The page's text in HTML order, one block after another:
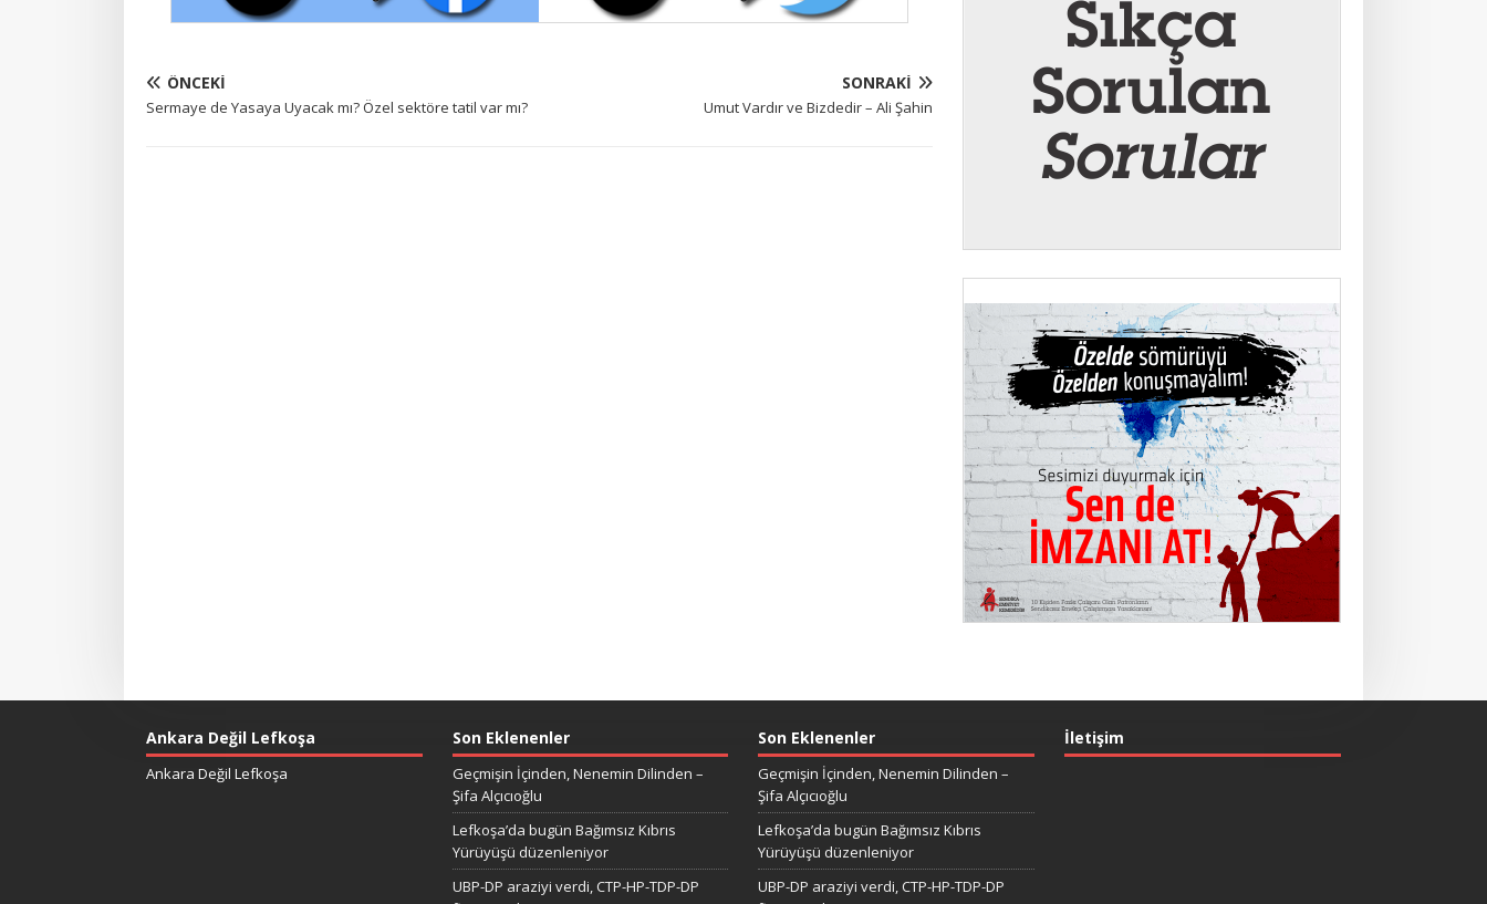
ÖNCEKI
Sermaye de Yasaya Uyacak mı? Özel sektöre tatil var mı?
SONRAKI
Umut Vardır ve Bizdedir – Ali Şahin
Ankara Değil Lefkoşa
Ankara Değil Lefkoşa
Son Eklenenler
Geçmişin İçinden, Nenemin Dilinden –
Şifa Alçıcıoğlu
Lefkoşa’da bugün Bağımsız Kıbrıs
Yürüyüşü düzenleniyor
UBP-DP araziyi verdi, CTP-HP-TDP-DP
Son Eklenenler
Geçmişin İçinden, Nenemin Dilinden –
Şifa Alçıcıoğlu
Lefkoşa’da bugün Bağımsız Kıbrıs
Yürüyüşü düzenleniyor
UBP-DP araziyi verdi, CTP-HP-TDP-DP
İletişim